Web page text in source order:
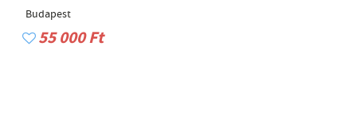
Budapest
55 000 Ft